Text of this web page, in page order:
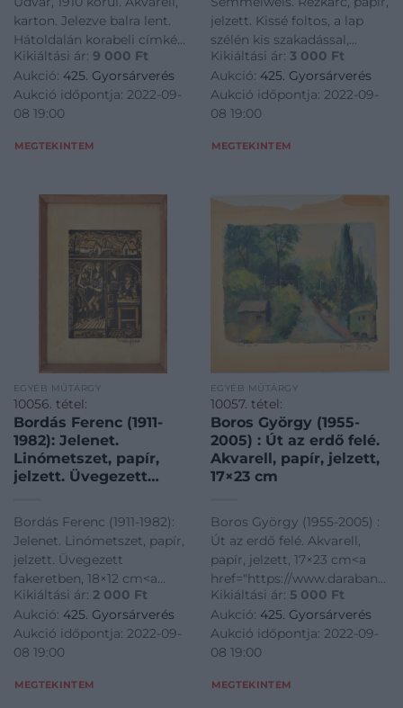
karton. Jelezve balra lent.
Hátoldalán korabeli címkén
feliratozott. Sérült. 38x43,5
cm<a
href="https://www.darabanth.com/hu/gyorsarveres/425/
es-grafikak/Festmenyek-es-
Kikiáltási ár: 9 000 Ft
Aukció: 425. Gyorsárverés
Aukció időpontja: 2022-09-
08 19:00
MEGTEKINTEM
jelzett. Kissé foltos, a lap
szélén kis szakadással,
27,5x21,5 cm<a
href="https://
es-grafikak/Festmenyek-es-
grafikak~500001/Boldizs
Kikiáltási ár: 3 000 Ft
Aukció: 425. Gyorsárverés
Aukció időpontja: 2022-09-
08 19:00
MEGTEKINTEM
EGYÉB MŰTÁRGY
10056. tétel:
Bordás Ferenc (1911-
1982): Jelenet.
Linómetszet, papír,
jelzett. Üvegezett
Bordás Ferenc (1911-1982):
Jelenet. Linómetszet, papír,
jelzett. Üvegezett
fakeretben, 18×12 cm<a
href="https://www.darabanth.com/hu/gyorsarveres/425/
es-grafikak/Festmenyek-es-
grafikak~500001/Bordas-
Ferenc-1911-1982-Jelenet-Lin
Kikiáltási ár: 2 000 Ft
Aukció: 425. Gyorsárverés
Aukció időpontja: 2022-09-
08 19:00
MEGTEKINTEM
EGYÉB MŰTÁRGY
10057. tétel:
Boros György (1955-
2005) : Út az erdő felé.
Akvarell, papír, jelzett,
17×23 cm
Boros György (1955-2005) :
Út az erdő felé. Akvarell,
papír, jelzett, 17×23 cm<a
href="https://
es-grafikak/Festmenyek-es-
grafikak~500001/Boros-
Gyorgy-1955-2005-Ut-az-
erdo-fele-Akvarell-papi
Kikiáltási ár: 5 000 Ft
Aukció: 425. Gyorsárverés
Aukció időpontja: 2022-09-
08 19:00
MEGTEKINTEM